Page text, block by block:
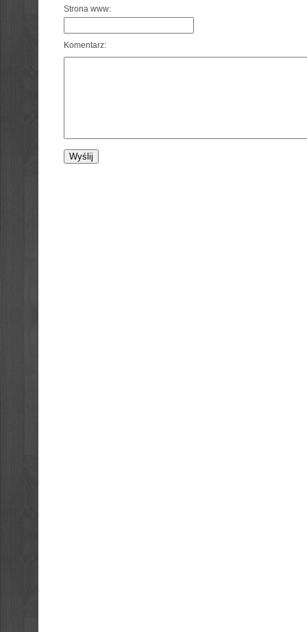
Strona www:
Komentarz: